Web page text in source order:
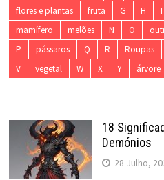
flores e plantas
fruta G H I
mamífero
melões N O
P
pássaros Q R Roupas
V
vegetal W X Y árvore
18
Demónios
28 Julho,